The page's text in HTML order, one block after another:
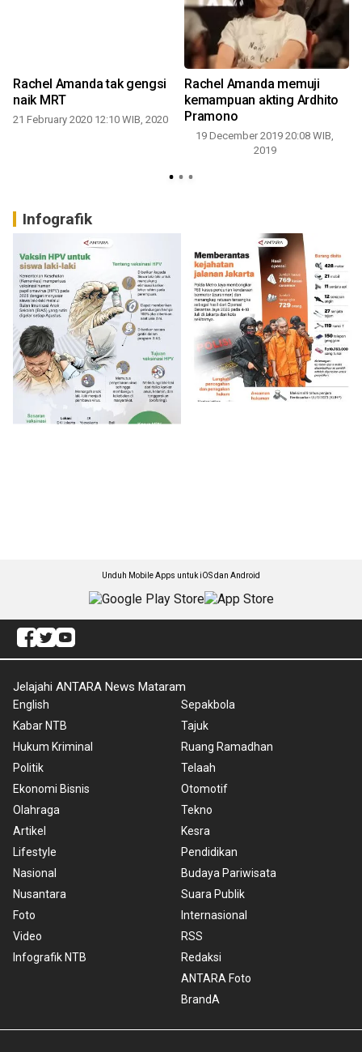
Rachel Amanda tak gengsi
naik MRT
21 February 2020 12:10 WIB, 2020
Rachel Amanda memuji
kemampuan akting Ardhito
Pramono
19 December 2019 20:08 WIB,
2019
Infografik
Unduh Mobile Apps untuk iOS dan Android
Jelajahi ANTARA News Mataram
English
Kabar NTB
Hukum Kriminal
Politik
Ekonomi Bisnis
Olahraga
Artikel
Lifestyle
Nasional
Nusantara
Foto
Video
Infografik NTB
Sepakbola
Tajuk
Ruang Ramadhan
Telaah
Otomotif
Tekno
Kesra
Pendidikan
Budaya Pariwisata
Suara Publik
Internasional
RSS
Redaksi
ANTARA Foto
BrandA